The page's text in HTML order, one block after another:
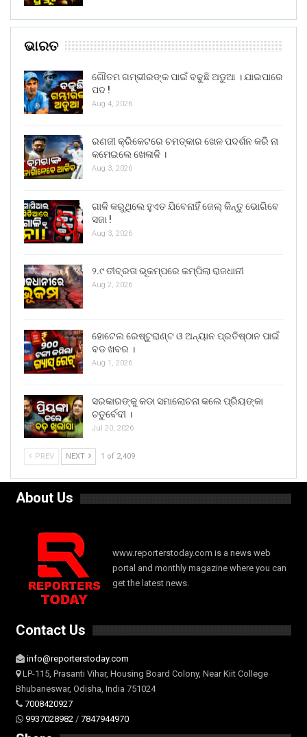
ଭାରତ
ଗୌତମ ଗମ୍ଭୀରଙ୍କ ପାଇଁ ବଢୁଛି ଅଡୁଆ । ଯାଇପାରେ
ପଦ !
Aug 4, 2026
ରଣଜୀ କ୍ରିକେଟରେ ଚମତ୍କାର ଖେଳ ପଦର୍ଶନ କରି ନା
କମେଇଲେ ଖେଳାଳି ।
Aug 3, 2026
ଗାଳି କରୁଥିଲେ ହୁଏତ ଯିବେନାହିଁ ଜେଲ୍ କିନ୍ତୁ ଭୋଗିବେ
ସଜା !
Aug 3, 2026
୨.୯ ତୀବ୍ରତା ଭୂକମ୍ପରେ କମ୍ପିଲା ରାଜଧାନୀ
Aug 2, 2026
ହୋଟେଲ ରେଷ୍ଟୁରାଣ୍ଟ ଓ ଅନ୍ୟାନ ପ୍ରତିଷ୍ଠାନ ପାଇଁ
ବଡ ଖବର ।
Aug 1, 2026
ସରକାରଙ୍କୁ କଡା ସମାଲୋଚନା କଲେ ପ୍ରିୟଙ୍କା
ଚତୁର୍ବେଦୀ ।
Jul 20, 2026
PREV NEXT 1 of 2,409
About Us
www.reporterstoday.com is a news web
portal and monthly magazine where you can
get the latest news.
Contact Us
info@reporterstoday.com
LP-115, Prasanti Vihar, Housing Board Colony, Near Kiit College
Bhubaneswar, Odisha, India 751024
7008420927
9937028982 / 7847944970